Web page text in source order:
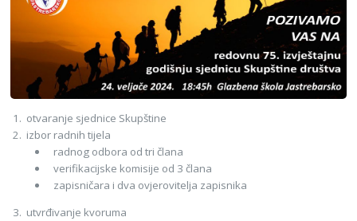
otvaranje sjednice Skupštine
izbor radnih tijela
radnog odbora od tri člana
verifikacijske komisije od 3 člana
zapisničara i dva ovjerovitelja zapisnika
utvrđivanje kvoruma